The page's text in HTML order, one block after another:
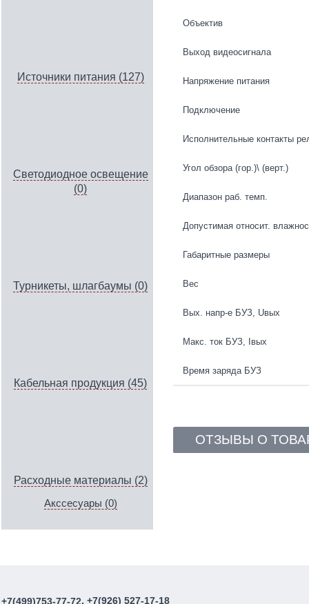
Источники питания (127)
Светодиодное освещение
(0)
Турникеты, шлагбаумы (0)
Кабельная продукция (45)
Расходные материалы (2)
Акссесуары (0)
Объектив
Выход видеосигнала
Напряжение питания
Подключение
Исполнительные контакты
Угол обзора (гор.)\ (верт.)
Диапазон раб. темп.
Допустимая относит.
Габаритные размеры
Вес
Вых. напр-е БУЗ, Uвых
Макс. ток БУЗ, Iвых
Время заряда БУЗ
ОТЗЫВЫ О
+7(499)753-77-72, +7(926) 527-17-18